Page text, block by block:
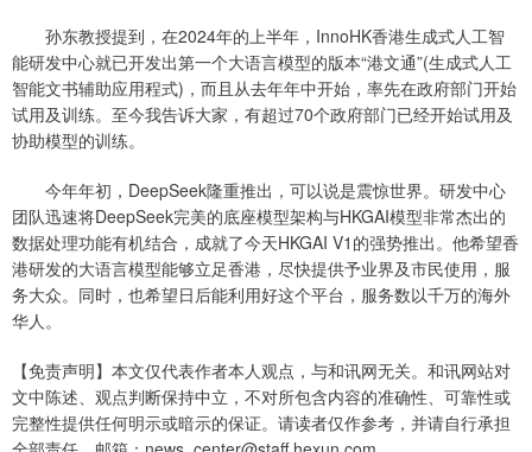
孙东教授提到，在2024年的上半年，InnoHK香港生成式人工智
能研发中心就已开发出第一个大语言模型的版本“港文通”(生成式人工
智能文书辅助应用程式)，而且从去年年中开始，率先在政府部门开始
试用及训练。至今我告诉大家，有超过70个政府部门已经开始试用及
协助模型的训练。
今年年初，DeepSeek隆重推出，可以说是震惊世界。研发中心
团队迅速将DeepSeek完美的底座模型架构与HKGAI模型非常杰出的
数据处理功能有机结合，成就了今天HKGAI V1的强势推出。他希望香
港研发的大语言模型能够立足香港，尽快提供予业界及市民使用，服
务大众。同时，也希望日后能利用好这个平台，服务数以千万的海外
华人。
【免责声明】本文仅代表作者本人观点，与和讯网无关。和讯网站对
文中陈述、观点判断保持中立，不对所包含内容的准确性、可靠性或
完整性提供任何明示或暗示的保证。请读者仅作参考，并请自行承担